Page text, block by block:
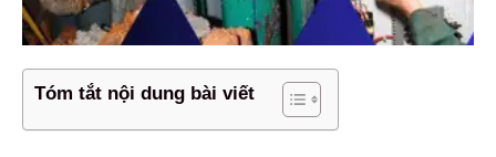
Tóm tắt nội dung bài viết